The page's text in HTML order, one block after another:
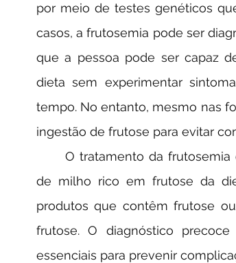
por meio de testes genéticos
casos, a frutosemia pode ser
que a pessoa pode ser capaz
dieta sem experimentar
tempo. No entanto, mesmo nas
ingestão de frutose para evitar
de milho rico em frutose da
produtos que contêm frutose
frutose. O diagnóstico
essenciais para prevenir